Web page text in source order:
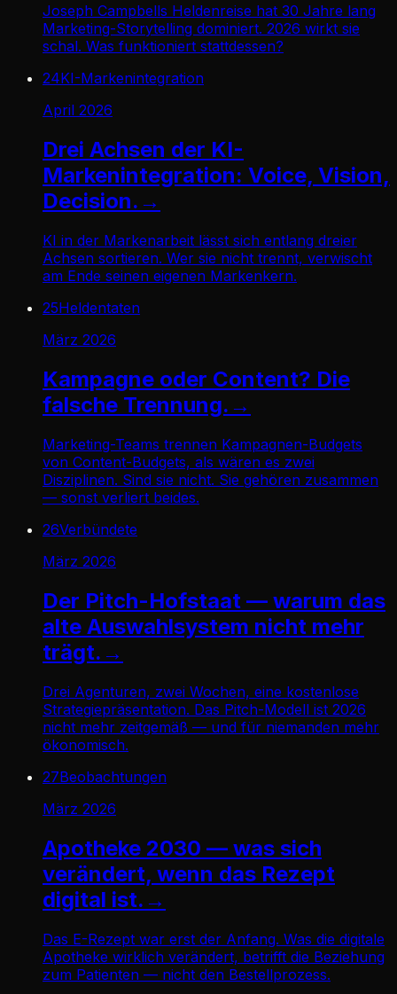
Joseph Campbells Heldenreise hat 30 Jahre lang
Marketing-Storytelling dominiert. 2026 wirkt sie
schal. Was funktioniert stattdessen?
24KI-Markenintegration
April 2026
Drei Achsen der KI-
Markenintegration: Voice, Vision,
Decision. →
KI in der Markenarbeit lässt sich entlang dreier
Achsen sortieren. Wer sie nicht trennt, verwischt
am Ende seinen eigenen Markenkern.
25Heldentaten
März 2026
Kampagne oder Content? Die
falsche Trennung. →
Marketing-Teams trennen Kampagnen-Budgets
von Content-Budgets, als wären es zwei
Disziplinen. Sind sie nicht. Sie gehören zusammen
— sonst verliert beides.
26Verbündete
März 2026
Der Pitch-Hofstaat — warum das
alte Auswahlsystem nicht mehr
trägt. →
Drei Agenturen, zwei Wochen, eine kostenlose
Strategiepräsentation. Das Pitch-Modell ist 2026
nicht mehr zeitgemäß — und für niemanden mehr
ökonomisch.
27Beobachtungen
März 2026
Apotheke 2030 — was sich
verändert, wenn das Rezept
digital ist. →
Das E-Rezept war erst der Anfang. Was die digitale
Apotheke wirklich verändert, betrifft die Beziehung
zum Patienten — nicht den Bestellprozess.